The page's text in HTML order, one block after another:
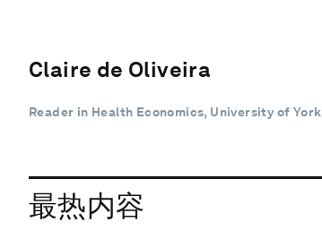
Claire de Oliveira
Reader in Health Economics, University of York
最热内容